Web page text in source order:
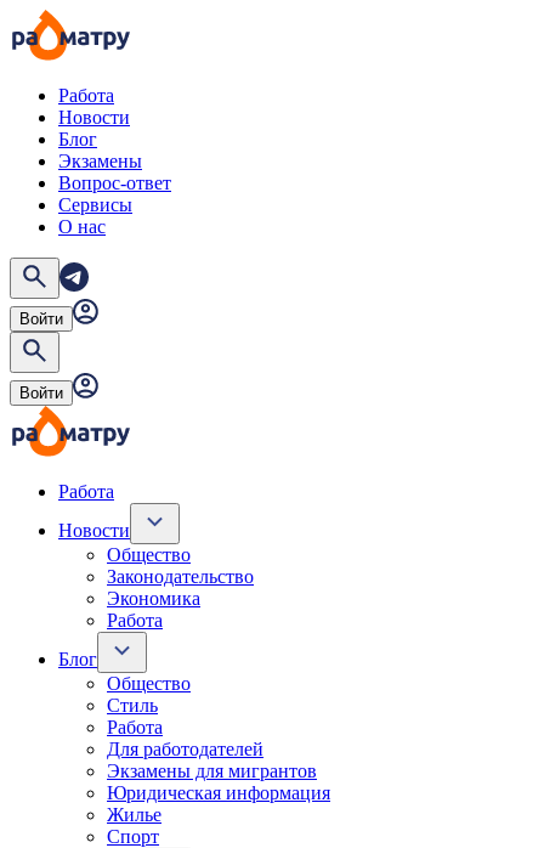
Работа
Новости
Блог
Экзамены
Вопрос-ответ
Сервисы
О нас
Войти
Войти
Работа
Новости
Общество
Законодательство
Экономика
Работа
Блог
Общество
Стиль
Работа
Для работодателей
Экзамены для мигрантов
Юридическая информация
Жилье
Спорт